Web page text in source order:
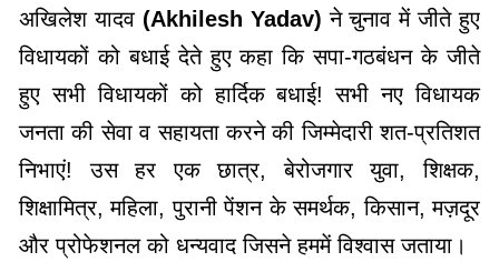
अखिलेश यादव(Akhilesh Yadav)ने चुनाव में जीते हुए
विधायकों को बधाई देते हुए कहा कि सपा-गठबंधन के जीते
हुए सभी विधायकों को हार्दिक बधाई! सभी नए विधायक
जनता की सेवा व सहायता करने की जिम्मेदारी शत-प्रतिशत
निभाएं! उस हर एक छात्र, बेरोजगार युवा, शिक्षक,
शिक्षामित्र, महिला, पुरानी पेंशन के समर्थक, किसान, मज़दूर
और प्रोफेशनल को धन्यवाद जिसने हममें विश्वास जताया।